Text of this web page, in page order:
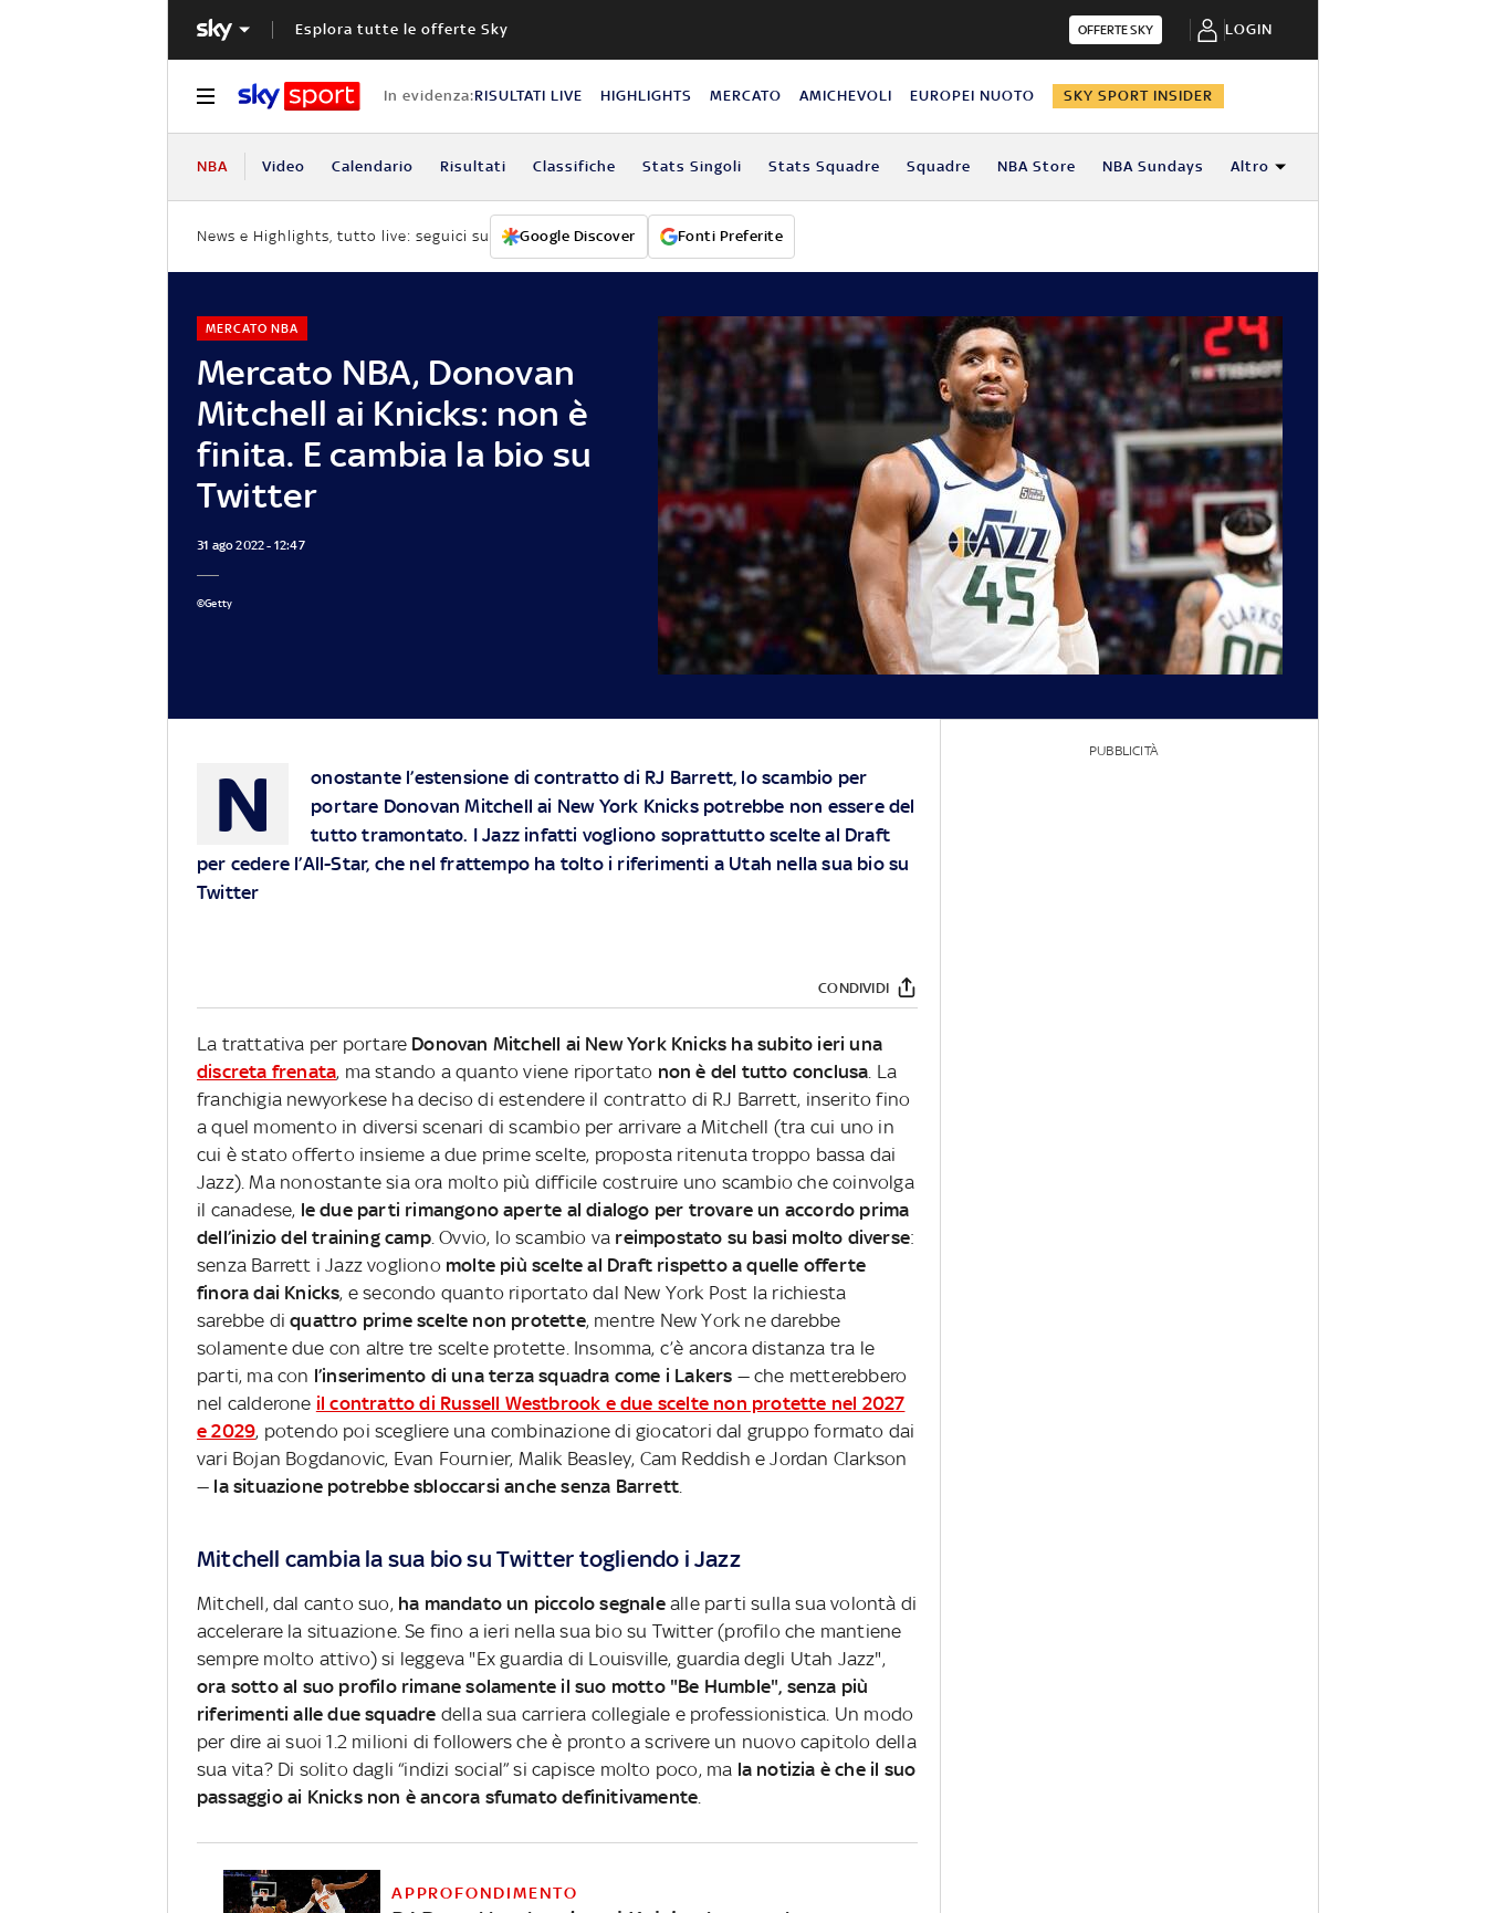
Esplora tutte le offerte Sky OFFERTE SKY LOGIN
In evidenza:RISULTATI LIVE HIGHLIGHTS MERCATO AMICHEVOLI EUROPEI NUOTO SKY SPORT INSIDER
NBA Video Calendario Risultati Classifiche Stats Singoli Stats Squadre Squadre NBA Store NBA Sundays Altro
News e Highlights, tutto live: seguici su Google Discover Fonti Preferite
Mercato NBA, Donovan
Mitchell ai Knicks: non è
finita. E cambia la bio su
Twitter
MERCATO NBA
31 ago 2022 - 12:47
©Getty
N
onostante l’estensione di contratto di RJ Barrett, lo scambio per
portare Donovan Mitchell ai New York Knicks potrebbe non essere del
tutto tramontato. I Jazz infatti vogliono soprattutto scelte al Draft
per cedere l’All-Star, che nel frattempo ha tolto i riferimenti a Utah nella sua bio su
Twitter
CONDIVIDI
La trattativa per portare Donovan Mitchell ai New York Knicks ha subito ieri una
discreta frenata, ma stando a quanto viene riportato non è del tutto conclusa. La
franchigia newyorkese ha deciso di estendere il contratto di RJ Barrett, inserito fino
a quel momento in diversi scenari di scambio per arrivare a Mitchell (tra cui uno in
cui è stato offerto insieme a due prime scelte, proposta ritenuta troppo bassa dai
Jazz). Ma nonostante sia ora molto più difficile costruire uno scambio che coinvolga
il canadese, le due parti rimangono aperte al dialogo per trovare un accordo prima
dell’inizio del training camp. Ovvio, lo scambio va reimpostato su basi molto diverse:
senza Barrett i Jazz vogliono molte più scelte al Draft rispetto a quelle offerte
finora dai Knicks, e secondo quanto riportato dal New York Post la richiesta
sarebbe diquattro prime scelte non protette, mentre New York ne darebbe
solamente due con altre tre scelte protette. Insomma, c’è ancora distanza tra le
parti, ma con l’inserimento di una terza squadra come i Lakers — che metterebbero
nel calderone il contratto di Russell Westbrook e due scelte non protette nel 2027
e 2029, potendo poi scegliere una combinazione di giocatori dal gruppo formato dai
vari Bojan Bogdanovic, Evan Fournier, Malik Beasley, Cam Reddish e Jordan Clarkson
— la situazione potrebbe sbloccarsi anche senza Barrett.
Mitchell cambia la sua bio su Twitter togliendo i Jazz
Mitchell, dal canto suo, ha mandato un piccolo segnalealle parti sulla sua volontà di
accelerare la situazione. Se fino a ieri nella sua bio su Twitter (profilo che mantiene
sempre molto attivo) si leggeva "Ex guardia di Louisville, guardia degli Utah Jazz",
ora sotto al suo profilo rimane solamente il suo motto "Be Humble", senza più
riferimenti alle due squadre della sua carriera collegiale e professionistica. Un modo
per dire ai suoi 1.2 milioni di followers che è pronto a scrivere un nuovo capitolo della
sua vita? Di solito dagli “indizi social” si capisce molto poco, ma la notizia è che il suo
passaggio ai Knicks non è ancora sfumato definitivamente.
APPROFONDIMENTO
PUBBLICITÀ